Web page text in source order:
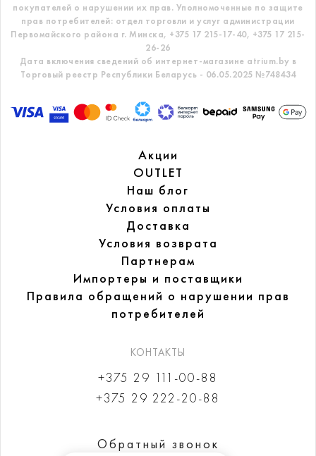
покупателей о нарушении их прав. Уполномоченные по защите
прав потребителей: отдел торговли и услуг администрации
Первомайского района г. Минска, +375 17 215-17-40, +375 17 215-
26-26
Дата включения сведений об интернет-магазине atrium.by в
Торговый реестр Республики Беларусь - 06.05.2025 №748434
Акции
OUTLET
Наш блог
Условия оплаты
Доставка
Условия возврата
Партнерам
Импортеры и поставщики
Правила обращений о нарушении прав
потребителей
КОНТАКТЫ
+375 29 111-00-88
+375 29 222-20-88
Обратный звонок